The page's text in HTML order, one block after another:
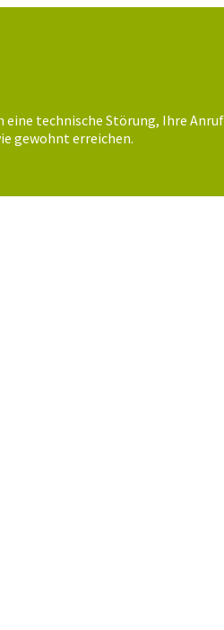
technische Störung, Ihre
gewohnt erreichen.